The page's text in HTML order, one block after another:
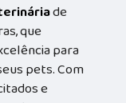
de
que
para
pets. Com
e